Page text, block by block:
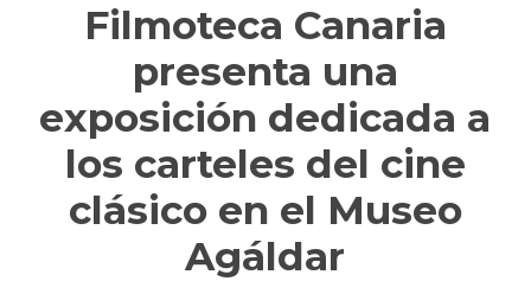
Filmoteca Canaria
presenta una
exposición dedicada a
los carteles del cine
clásico en el Museo
Agáldar